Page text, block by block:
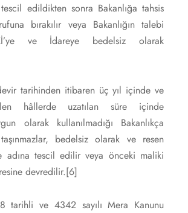
edildikten sonra Bakanlığa tahsis
bırakılır veya Bakanlığın talebi
ve İdareye bedelsiz olarak
tarihinden itibaren üç yıl içinde ve
hâllerde uzatılan süre içinde
olarak kullanılmadığı Bakanlıkça
bedelsiz olarak ve resen
adına tescil edilir veya önceki maliki
devredilir.[6]
tarihli ve 4342 sayılı Mera Kanunu